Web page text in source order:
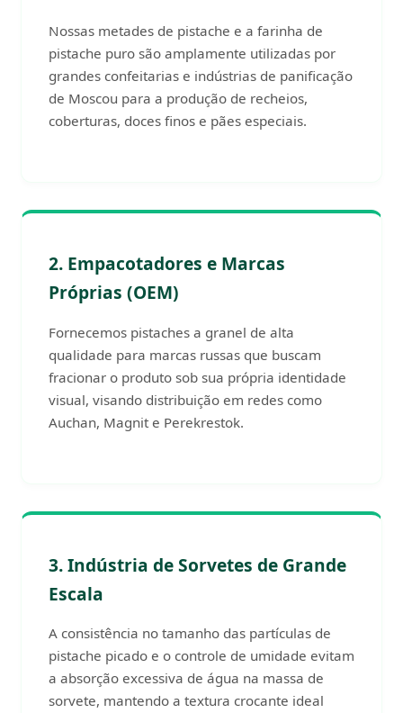
Nossas metades de pistache e a farinha de
pistache puro são amplamente utilizadas por
grandes confeitarias e indústrias de panificação
de Moscou para a produção de recheios,
coberturas, doces finos e pães especiais.
2. Empacotadores e Marcas
Próprias (OEM)
Fornecemos pistaches a granel de alta
qualidade para marcas russas que buscam
fracionar o produto sob sua própria identidade
visual, visando distribuição em redes como
Auchan, Magnit e Perekrestok.
3. Indústria de Sorvetes de Grande
Escala
A consistência no tamanho das partículas de
pistache picado e o controle de umidade evitam
a absorção excessiva de água na massa de
sorvete, mantendo a textura crocante ideal